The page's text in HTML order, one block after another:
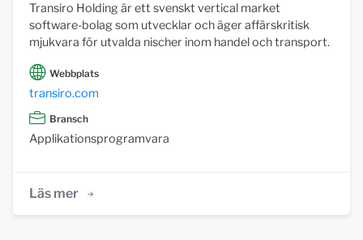
Transiro Holding är ett svenskt vertical market
software-bolag som utvecklar och äger affärskritisk
mjukvara för utvalda nischer inom handel och transport.
Webbplats
transiro.com
Bransch
Applikationsprogramvara
Läs mer